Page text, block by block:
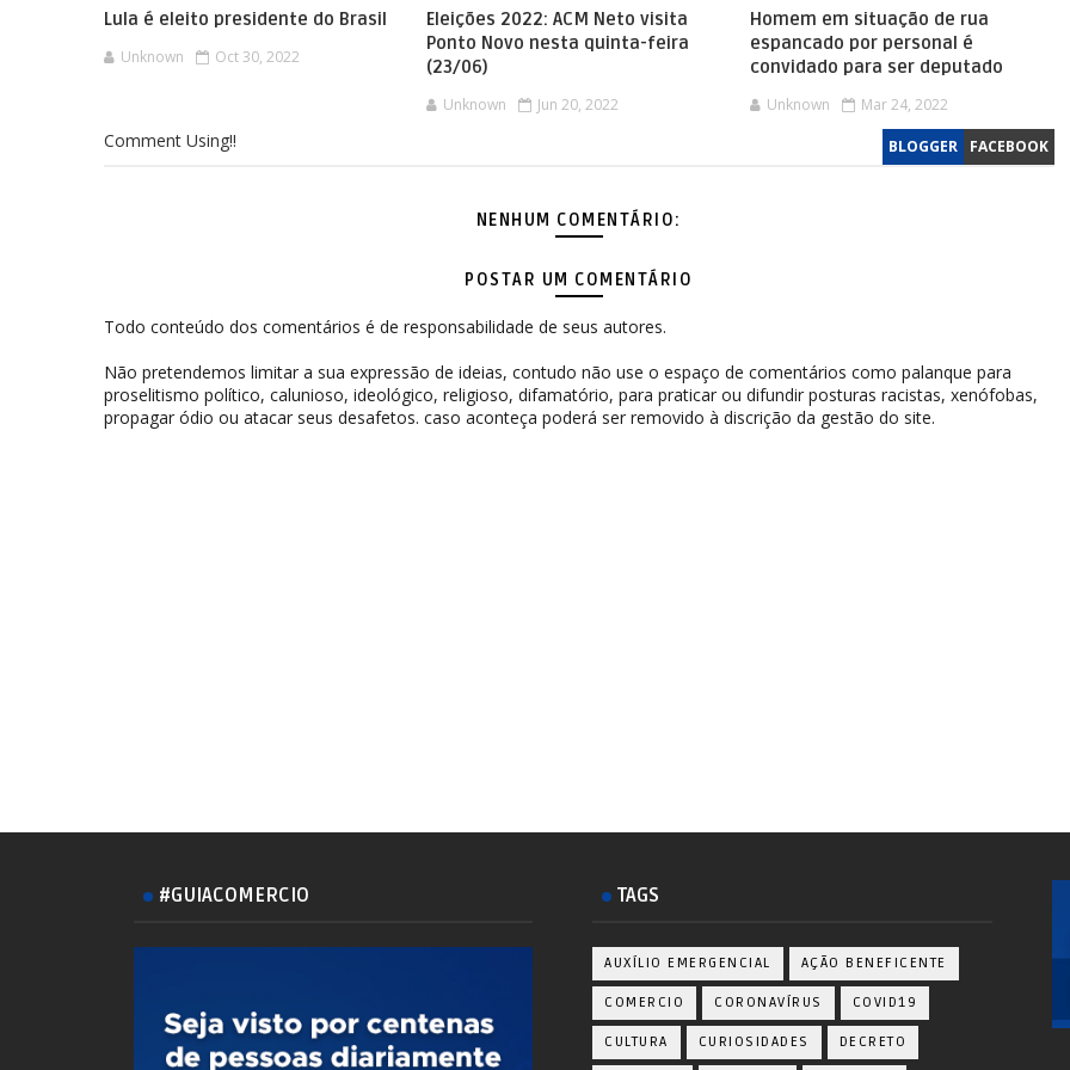
Lula é eleito presidente do Brasil
Unknown Oct 30, 2022
Eleições 2022: ACM Neto visita
Ponto Novo nesta quinta-feira
(23/06)
Unknown Jun 20, 2022
Homem em situação de rua
espancado por personal é
convidado para ser deputado
Unknown Mar 24, 2022
BLOGGER FACEBOOK
Comment Using!!
NENHUM COMENTÁRIO:
POSTAR UM COMENTÁRIO
Todo conteúdo dos comentários é de responsabilidade de seus autores.
Não pretendemos limitar a sua expressão de ideias, contudo não use o espaço de comentários como palanque para
proselitismo político, calunioso, ideológico, religioso, difamatório, para praticar ou difundir posturas racistas, xenófobas,
propagar ódio ou atacar seus desafetos. caso aconteça poderá ser removido à discrição da gestão do site.
#GUIACOMERCIO TAGS
AUXÍLIO EMERGENCIAL AÇÃO BENEFICENTE
COMERCIO CORONAVÍRUS COVID19
CULTURA CURIOSIDADES DECRETO